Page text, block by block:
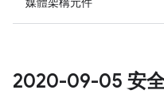
2020-09-05 安